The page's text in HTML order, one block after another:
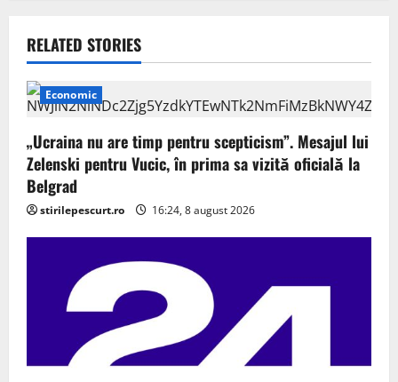
v
i
g
a
t
i
RELATED STORIES
Economic
„Ucraina nu are timp pentru scepticism”. Mesajul lui
Zelenski pentru Vucic, în prima sa vizită oficială la
Belgrad
stirilepescurt.ro 16:24, 8 august 2026